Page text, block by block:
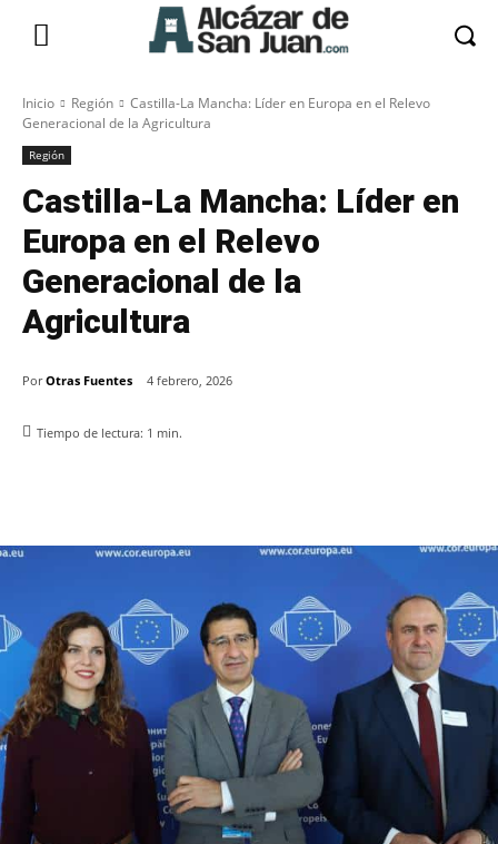
Inicio Región
Castilla-La Mancha: Líder en Europa en el Relevo
Generacional de la Agricultura
Región
Castilla-La Mancha: Líder en
Europa en el Relevo
Generacional de la
Agricultura
Por Otras Fuentes 4 febrero, 2026
Tiempo de lectura: 1 min.